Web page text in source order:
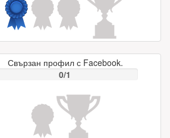
Свързан профил с Facebook.
0/1